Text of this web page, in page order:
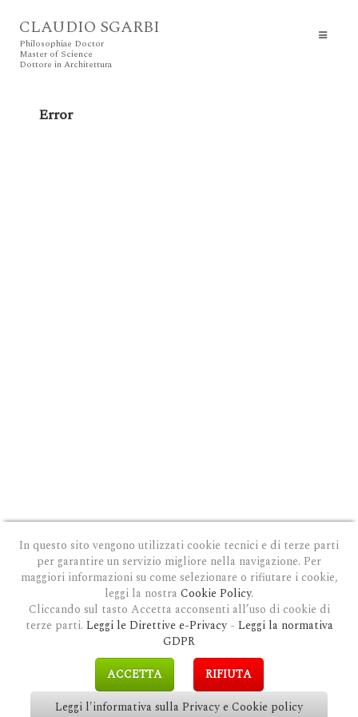
CLAUDIO SGARBI
Philosophiae Doctor
Master of Science
Dottore in Architettura
Error
PRIVACY E COOKIE POLICY | COOKIE POLICY|CONDIZIONI GENERALI D'USO|GDPR
| GDPR RICHIESTA CANCELLAZIONE
COPYRIGHT © 2018 CLAUDIOSGARBI.COM - TUTTI I DIRITTI RISERVATI.
SITE BYGUALDI PROMOTION&LP-STUDIO
In questo sito vengono utilizzati cookie tecnici e di terze parti
per garantire un servizio migliore nella navigazione. Per
maggiori informazioni su come selezionare o rifiutare i cookie,
leggi la nostra Cookie Policy.
Cliccando sul tasto Accetta acconsenti all’uso di cookie di
terze parti. Leggi le Direttive e-Privacy- Leggi la normativa
GDPR
ACCETTA
RIFIUTA
Leggi l'informativa sulla Privacy e Cookie policy